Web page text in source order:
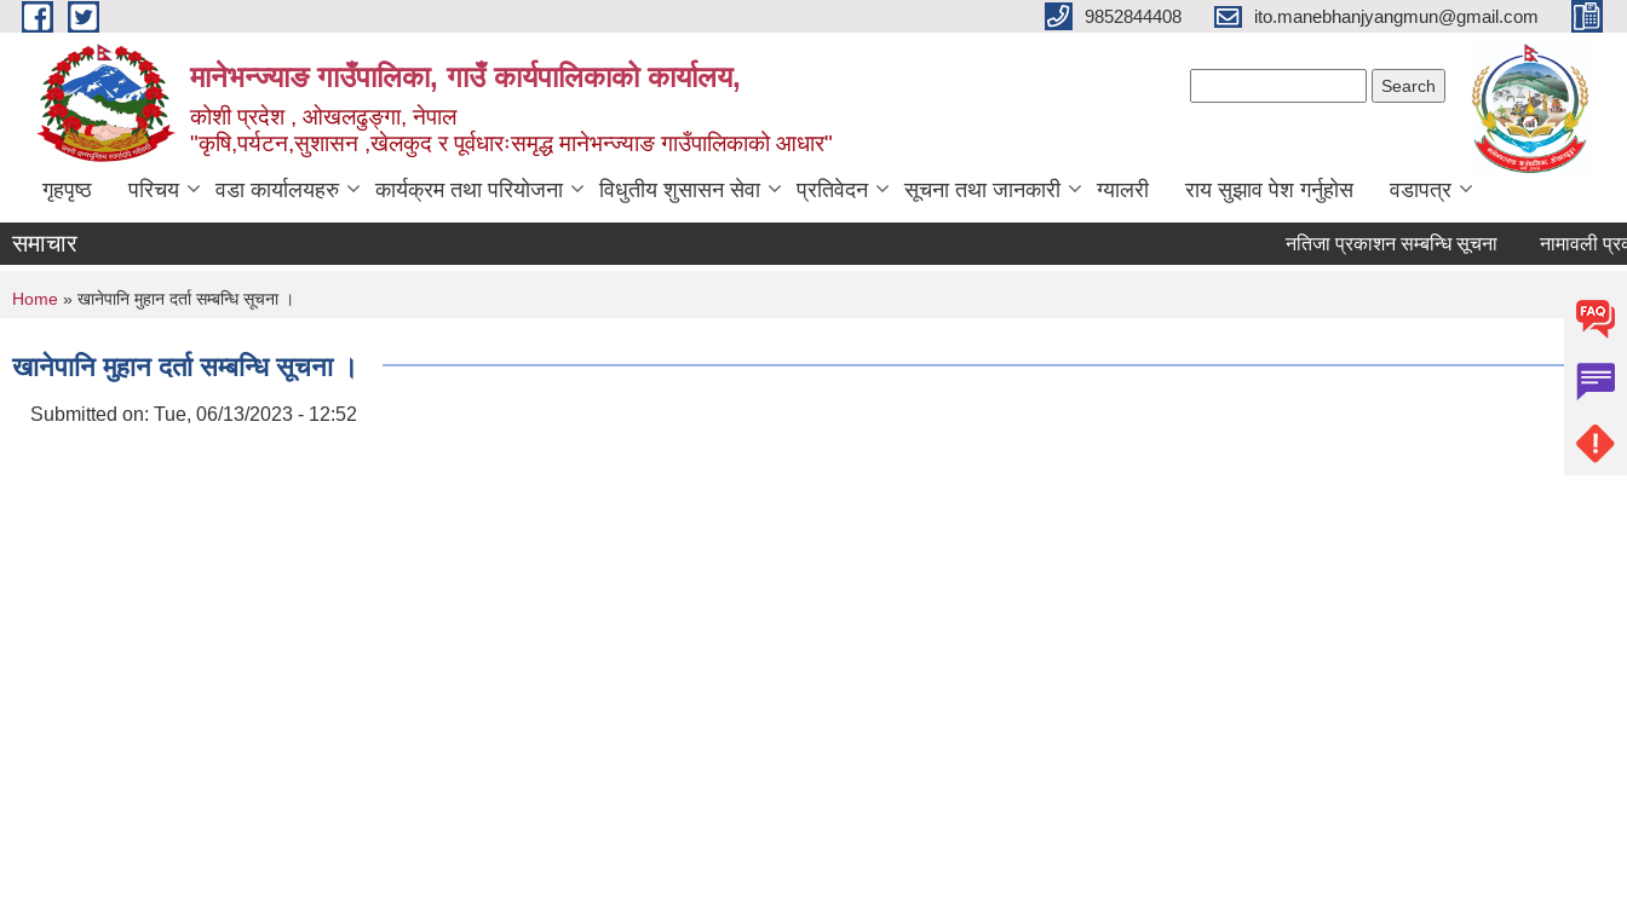
Skip to main content 9852844408 ito.manebhanjyangmun@gmail.com
मानेभन्ज्याङ गाउँपालिका, गाउँ कार्यपालिकाको कार्यालय,
कोशी प्रदेश , ओखलढुङ्गा, नेपाल
"कृषि,पर्यटन,सुशासन ,खेलकुद र पूर्वधारःसमृद्ध मानेभन्ज्याङ गाउँपालिकाको आधार"
गृहपृष्ठ परिचय वडा कार्यालयहरु कार्यक्रम तथा परियोजना विधुतीय शुसासन सेवा प्रतिवेदन सूचना तथा जानकारी ग्यालरी राय सुझाव पेश गर्नुहोस वडापत्र
समाचार नतिजा प्रकाशन सम्बन्धि सूचना नामावली
You are here
Home » खानेपानि मुहान दर्ता सम्बन्धि सूचना ।
खानेपानि मुहान दर्ता सम्बन्धि सूचना ।
Submitted on: Tue, 06/13/2023 - 12:52